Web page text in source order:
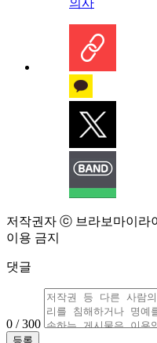
의사
저작권자 ⓒ 브라보마이라
이용 금지
댓글
0 / 300